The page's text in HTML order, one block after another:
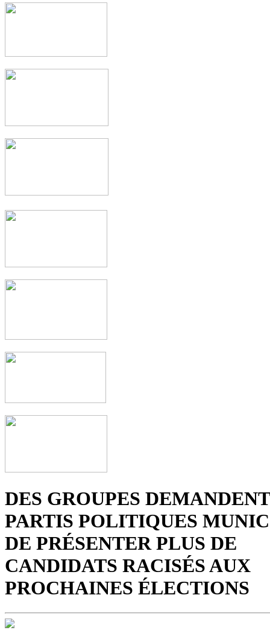
DES GROUPES
PARTIS POLITIQUES
DE PRÉSENTER PLUS DE
CANDIDATS RACISÉS AUX
PROCHAINES ÉLECTIONS